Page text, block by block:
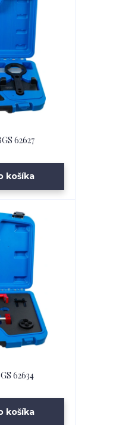
62627
košíka
62634
košíka